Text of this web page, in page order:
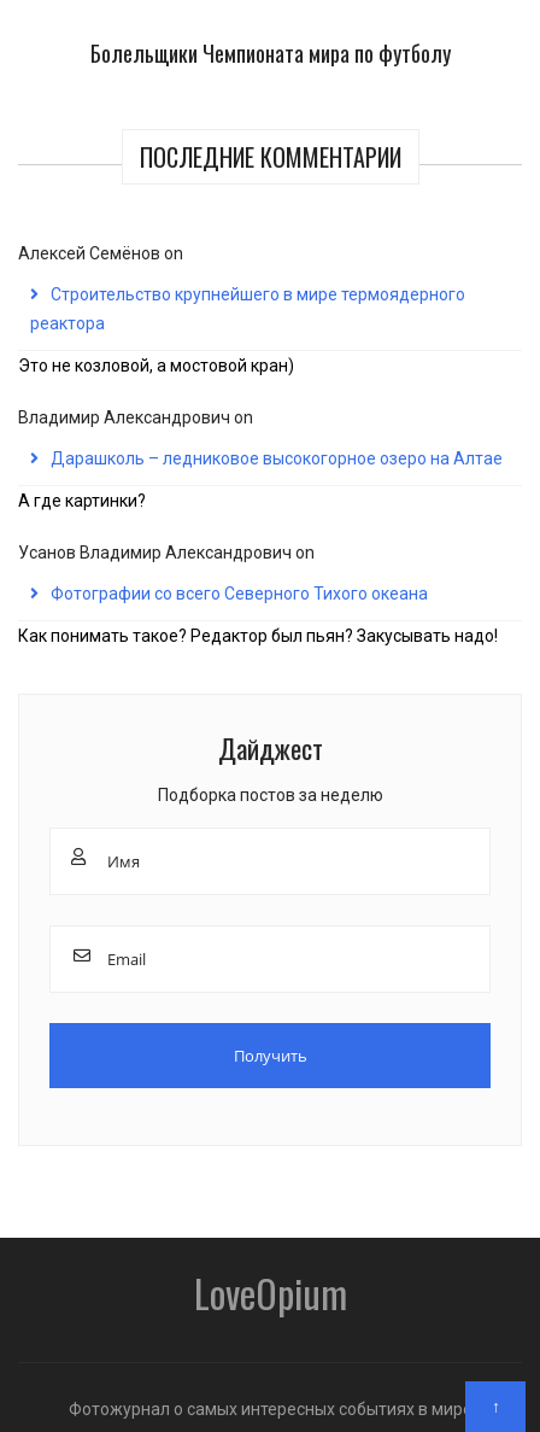
Болельщики Чемпионата мира по футболу
ПОСЛЕДНИЕ КОММЕНТАРИИ
Алексей Семёнов on
Строительство крупнейшего в мире термоядерного
реактора
Это не козловой, а мостовой кран)
Владимир Александрович on
Дарашколь – ледниковое высокогорное озеро на Алтае
А где картинки?
Усанов Владимир Александрович on
Фотографии со всего Северного Тихого океана
Как понимать такое? Редактор был пьян? Закусывать надо!
Дайджест
Подборка постов за неделю
LoveOpium
Фотожурнал о самых интересных событиях в мире ↑